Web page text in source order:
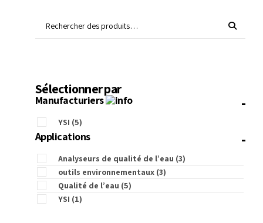
Sélectionner par
Manufacturiers -
YSI (5)
Applications -
Analyseurs de qualité de l’eau (3)
outils environnementaux (3)
Qualité de l’eau (5)
YSI (1)